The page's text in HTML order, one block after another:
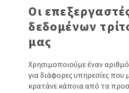
Οι
δεδομένων
μας
Χρησιμοποιούμε έναν
για διάφορες υπηρεσίες που
κρατάνε κάποια από τα